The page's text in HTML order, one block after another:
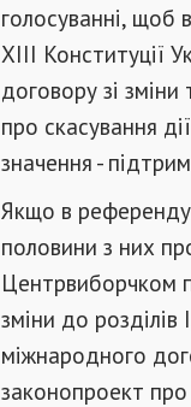
голосуванні, щоб
XIII Конституції
договору зі
про скасування
значення -
Якщо в
половини з них
Центрвиборчком
зміни до
міжнародного
законопроект